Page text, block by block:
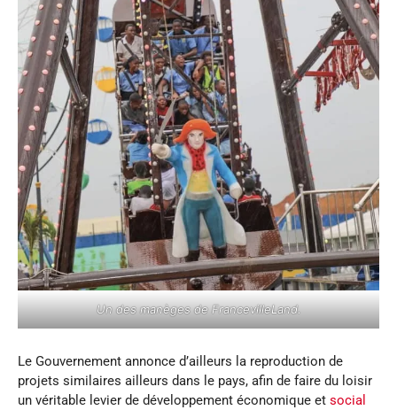
Un des manèges de FrancevilleLand.
Le Gouvernement annonce d’ailleurs la reproduction de
projets similaires ailleurs dans le pays, afin de faire du loisir
un véritable levier de développement économique et social